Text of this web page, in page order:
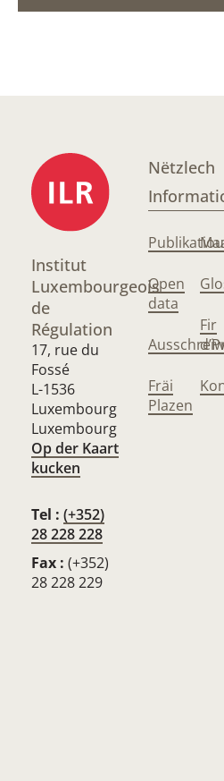
Institut
Luxembourgeois
de
Régulation
17, rue du
Fossé
L-1536
Luxembourg
Luxembourg
Op der Kaart
kucken
Tel : (+352)
28 228 228
Fax : (+352)
28 228 229
Nëtzlech
Open
data
Fräi
Plazen
Fir